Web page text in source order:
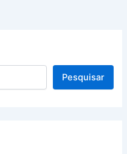
Pesquisar